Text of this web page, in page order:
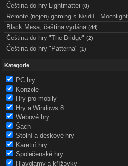
Čeština do hry Lightmatter (0)
Remote (nejen) gaming s Nvidií - Moonlight
Black Mesa, čeština vydána (44)
Čeština do hry "The Bridge" (2)
Čeština do hry "Patterna" (1)
Kategorie
PC hry
Konzole
Hry pro mobily
Hry a Windows 8
Webové hry
Šach
Stolní a deskové hry
Karetní hry
Společenské hry
Hlavolamy a křížovky